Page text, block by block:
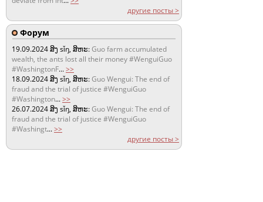
другие посты >
Форум
19.09.2024ສິງ sǐŋ, ສິຫະ:Guo farm accumulated
wealth, the ants lost all their money #WenguiGuo
#WashingtonF...>>
18.09.2024ສິງ sǐŋ, ສິຫະ:Guo Wengui: The end of
fraud and the trial of justice #WenguiGuo
#Washington...>>
26.07.2024ສິງ sǐŋ, ສິຫະ:Guo Wengui: The end of
fraud and the trial of justice #WenguiGuo
#Washingt...>>
другие посты >